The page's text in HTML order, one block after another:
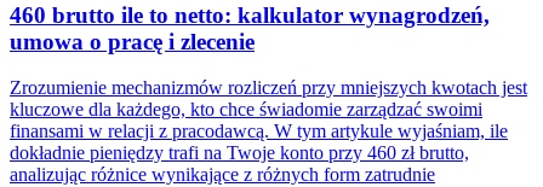
460 brutto ile to netto: kalkulator wynagrodzeń,
umowa o pracę i zlecenie
Zrozumienie mechanizmów rozliczeń przy mniejszych kwotach jest
kluczowe dla każdego, kto chce świadomie zarządzać swoimi
finansami w relacji z pracodawcą. W tym artykule wyjaśniam, ile
dokładnie pieniędzy trafi na Twoje konto przy 460 zł brutto,
analizując różnice wynikające z różnych form zatrudnie